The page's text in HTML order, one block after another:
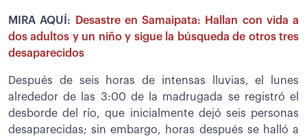
MIRA AQUÍ:
Desastre en Samaipata: Hallan con vida a
dos adultos y un niño y sigue la búsqueda de otros tres
desaparecidos
Después de seis horas de intensas lluvias, el lunes
alrededor de las 3:00 de la madrugada se registró el
desborde del río, que inicialmente dejó seis personas
desaparecidas; sin embargo, horas después se halló a